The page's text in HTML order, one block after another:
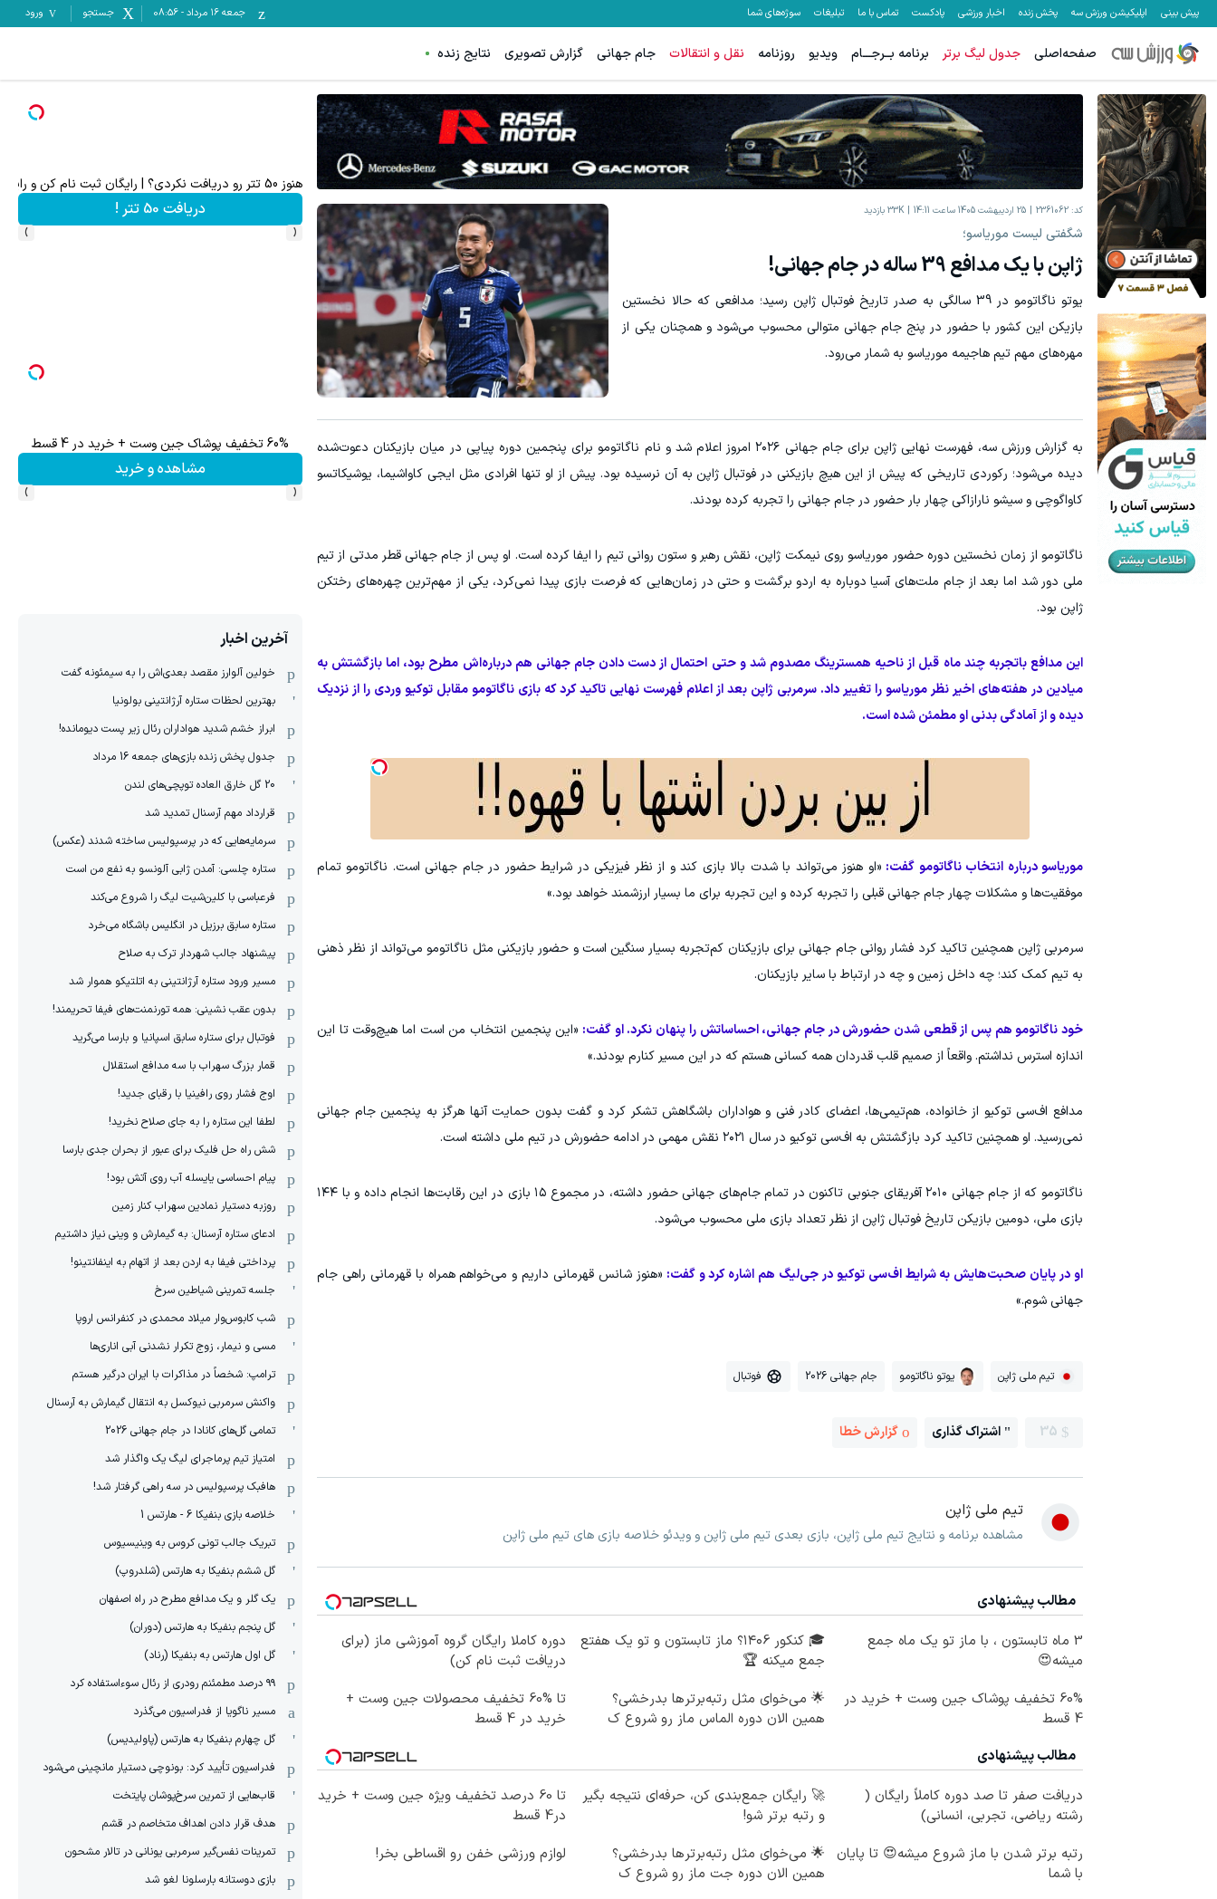
پیش بینی اپلیکیشن ورزش سه پخش زنده اخبار ورزشی پادکست تماس با ما تبلیغات سوژه‌های شما جمعه ۱۶ مرداد -
08:56 جستجو ورود
صفحه‌اصلی جدول لیگ برتر برنامه بــرجـــام ویدیو روزنامه نقل و انتقالات جام جهانی گزارش تصویری نتایج زنده
کد: 2361062 25 اردیبهشت 1405 ساعت 14:11 33K بازدید
شگفتی لیست موریاسو؛
ژاپن با یک مدافع 39 ساله در جام جهانی!
یوتو ناگاتومو در 39 سالگی به صدر تاریخ فوتبال ژاپن رسید؛ مدافعی که حالا نخستین
بازیکن این کشور با حضور در پنج جام جهانی متوالی محسوب می‌شود و همچنان یکی از
مهره‌های مهم تیم هاجیمه موریاسو به شمار می‌رود.
به گزارش ورزش سه، فهرست نهایی ژاپن برای جام جهانی ۲۰۲۶ امروز اعلام شد و نام ناگاتومو برای پنجمین دوره پیاپی در میان بازیکنان دعوت‌شده
دیده می‌شود؛ رکوردی تاریخی که پیش از این هیچ بازیکنی در فوتبال ژاپن به آن نرسیده بود. پیش از او تنها افرادی مثل ایجی کاواشیما، یوشیکاتسو
کاواگوچی و سیشو نارازاکی چهار بار حضور در جام جهانی را تجربه کرده بودند.
ناگاتومو از زمان نخستین دوره حضور موریاسو روی نیمکت ژاپن، نقش رهبر و ستون روانی تیم را ایفا کرده است. او پس از جام جهانی قطر مدتی از تیم
ملی دور شد اما بعد از جام ملت‌های آسیا دوباره به اردو برگشت و حتی در زمان‌هایی که فرصت بازی پیدا نمی‌کرد، یکی از مهم‌ترین چهره‌های رختکن
ژاپن بود.
این مدافع باتجربه چند ماه قبل از ناحیه همسترینگ مصدوم شد و حتی احتمال از دست دادن جام جهانی هم درباره‌اش مطرح بود، اما بازگشتش به
میادین در هفته‌های اخیر نظر موریاسو را تغییر داد. سرمربی ژاپن بعد از اعلام فهرست نهایی تاکید کرد که بازی ناگاتومو مقابل توکیو وردی را از نزدیک
دیده و از آمادگی بدنی او مطمئن شده است.
موریاسو درباره انتخاب ناگاتومو گفت: «او هنوز می‌تواند با شدت بالا بازی کند و از نظر فیزیکی در شرایط حضور در جام جهانی است. ناگاتومو تمام
موفقیت‌ها و مشکلات چهار جام جهانی قبلی را تجربه کرده و این تجربه برای ما بسیار ارزشمند خواهد بود.»
سرمربی ژاپن همچنین تاکید کرد فشار روانی جام جهانی برای بازیکنان کم‌تجربه بسیار سنگین است و حضور بازیکنی مثل ناگاتومو می‌تواند از نظر ذهنی
به تیم کمک کند؛ چه داخل زمین و چه در ارتباط با سایر بازیکنان.
خود ناگاتومو هم پس از قطعی شدن حضورش در جام جهانی، احساساتش را پنهان نکرد. او گفت: «این پنجمین انتخاب من است اما هیچ‌وقت تا این
اندازه استرس نداشتم. واقعاً از صمیم قلب قدردان همه کسانی هستم که در این مسیر کنارم بودند.»
مدافع اف‌سی توکیو از خانواده، هم‌تیمی‌ها، اعضای کادر فنی و هواداران باشگاهش تشکر کرد و گفت بدون حمایت آنها هرگز به پنجمین جام جهانی
نمی‌رسید. او همچنین تاکید کرد بازگشتش به اف‌سی توکیو در سال ۲۰۲۱ نقش مهمی در ادامه حضورش در تیم ملی داشته است.
ناگاتومو که از جام جهانی ۲۰۱۰ آفریقای جنوبی تاکنون در تمام جام‌های جهانی حضور داشته، در مجموع ۱۵ بازی در این رقابت‌ها انجام داده و با ۱۴۴
بازی ملی، دومین بازیکن تاریخ فوتبال ژاپن از نظر تعداد بازی ملی محسوب می‌شود.
او در پایان صحبت‌هایش به شرایط اف‌سی توکیو در جی‌لیگ هم اشاره کرد و گفت: «هنوز شانس قهرمانی داریم و می‌خواهم همراه با قهرمانی راهی جام
جهانی شوم.»
تیم ملی ژاپن یوتو ناگاتومو جام جهانی 2026 فوتبال
35 اشتراک گذاری گزارش خطا
تیم ملی ژاپن
مشاهده برنامه و نتایج تیم ملی ژاپن، بازی بعدی تیم ملی ژاپن و ویدئو خلاصه بازی های تیم ملی ژاپن
مطالب پیشنهادی
3 ماه تابستون ، با ماز تو یک ماه جمع
میشه😍
🎓 کنکور ۱۴۰6؟ ماز تابستون و تو یک هفتع
جمع میکنه 🏆
دوره کاملا رایگان گروه آموزشی ماز (برای
دریافت ثبت نام کن)
60% تخفیف پوشاک جین وست + خرید در
4 قسط
🌟 می‌خوای مثل رتبه‌برترها بدرخشی؟
همین الان دوره الماس ماز رو شروع ک
تا %60 تخفیف محصولات جین وست +
خرید در 4 قسط
مطالب پیشنهادی
دریافت صفر تا صد دوره کاملاً رایگان (
رشته ریاضی، تجربی، انسانی)
🚀 رایگان جمع‌بندی کن، حرفه‌ای نتیجه بگیر
و رتبه برتر شو!
تا 60 درصد تخفیف ویژه جین وست + خرید
در4 قسط
رتبه برتر شدن با ماز شروع میشه😍 تا پایان
با شما
🌟 می‌خوای مثل رتبه‌برترها بدرخشی؟
همین الان دوره جت ماز رو شروع ک
لوازم ورزشی خفن رو اقساطی بخر!
هنوز 50 تتر رو دریافت نکردی؟ | رایگان ثبت نام کن و رایگان شروع کن!
دریافت 50 تتر !
‹
›
60% تخفیف پوشاک جین وست + خرید در 4 قسط
مشاهده و خرید
‹
›
آخرین اخبار
خولین آلوارز مقصد بعدی‌اش را به سیمئونه گفت
بهترین لحظات ستاره آرژانتینی بولونیا
ابراز خشم شدید هواداران رئال زیر پست دیومانده!
جدول پخش زنده بازی‌های جمعه 16 مرداد
20 گل خارق العاده توپچی‌های لندن
قرارداد مهم آرسنال تمدید شد
سرمایه‌هایی که در پرسپولیس ساخته شدند (عکس)
ستاره چلسی: آمدن ژابی آلونسو به نفع من است
فرعباسی با کلین‌شیت لیگ را شروع می‌کند
ستاره سابق برزیل در انگلیس باشگاه می‌خرد
پیشنهاد جالب شهردار ترک به صلاح
مسیر ورود ستاره آرژانتینی به اتلتیکو هموار شد
بدون عقب نشینی: همه تورنمنت‌های فیفا تحریمند!
فوتبال برای ستاره سابق اسپانیا و بارسا می‌گرید
قمار بزرگ سهراب با سه مدافع استقلال
اوج فشار روی رافینیا با رقبای جدید!
لطفا این ستاره را به جای صلاح نخرید!
شش راه حل فلیک برای عبور از بحران جدی بارسا
پیام احساسی یایسله آب روی آتش بود!
روزبه دستیار نمادین سهراب کنار زمین
ادعای ستاره آرسنال: به گیمارش و وینی نیاز داشتیم
پرداختی فیفا به اردن بعد از اتهام به اینفانتینو!
جلسه تمرینی شیاطین سرخ
شب کابوس‌وار میلاد محمدی در کنفرانس اروپا
مسی و نیمار، زوج تکرار نشدنی آبی اناری‌ها
ترامپ: شخصاً در مذاکرات با ایران درگیر هستم
واکنش سرمربی نیوکسل به انتقال گیمارش به آرسنال
تمامی گل‌های کانادا در جام جهانی 2026
امتیاز تیم پرماجرای لیگ یک واگذار شد
هافبک پرسپولیس در سه راهی گرفتار شد!
خلاصه بازی بنفیکا 6 - هارتس 1
تبریک جالب تونی کروس به وینیسیوس
گل ششم بنفیکا به هارتس (شلدروپ)
یک گلر و یک مدافع مطرح در راه اصفهان
گل پنجم بنفیکا به هارتس (دوران)
گل اول هارتس به بنفیکا (رناد)
۹۹ درصد مطمئنم رودری از رئال سوءاستفاده کرد
مسیر ناگویا از فدراسیون می‌گذرد
گل چهارم بنفیکا به هارتس (پاولیدیس)
فدراسیون تأیید کرد: بونوچی دستیار مانچینی می‌شود
قاب‌هایی از تمرین سرخ‌پوشان پایتخت
هدف قرار دادن اهداف متخاصم در قشم
‏تمرینات نفس‌گیر سرمربی یونانی در تالار مشحون
بازی دوستانه بارسلونا لغو شد